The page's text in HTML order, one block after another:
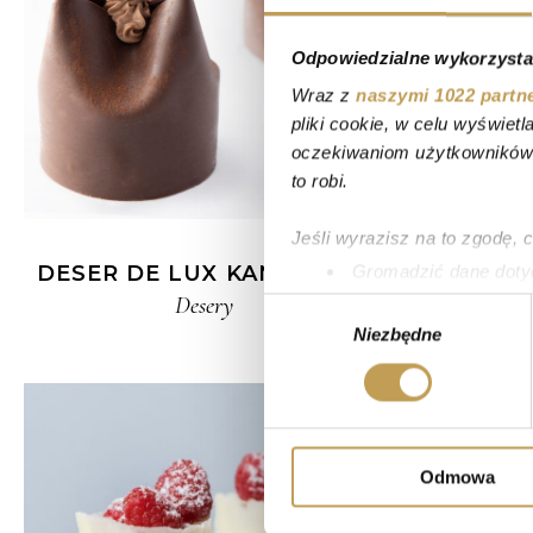
Odpowiedzialne
Wraz z naszymi 1022
pliki cookie, w celu
oczekiwaniom
to robi.
Jeśli wyrazisz na to zgodę,
Gromadzić dane
Identyfikować Twoje
wirtualny odcisk palca)
Dowiedz się więcej
szczegółów
. W Deklaracji
Wykorzystujemy pliki
ruch w naszej witrynie.
reklamowym i
Niezbędne
Odmowa
DESER DE LUX KANDULSKI
Desery